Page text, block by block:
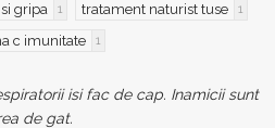
gripa 1 tratament naturist tuse 1
c imunitate 1
isi fac de cap. Inamicii sunt
de gat.